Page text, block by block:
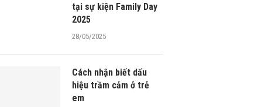
tại sự kiện Family Day
2025
28/05/2025
Cách nhận biết dấu
hiệu trầm cảm ở trẻ
em